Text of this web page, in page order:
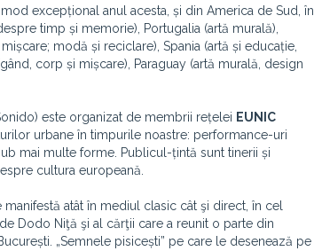
excepțional anul acesta, și din America de Sud, în
timp și memorie), Portugalia (artă murală),
modă și reciclare), Spania (artă și educație,
corp și mișcare), Paraguay (artă murală, design
este organizat de membrii rețelei EUNIC
urbane în timpurile noastre: performance-uri
mai multe forme. Publicul-țintă sunt tinerii și
cultura europeană.
atât în mediul clasic cât şi direct, în cel
Dodo Niţă şi al cărţii care a reunit o parte din
„Semnele pisicești” pe care le desenează pe